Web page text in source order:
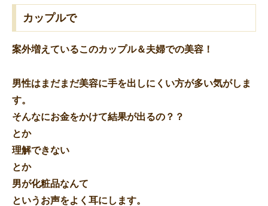
カップルで
案外増えているこのカップル＆夫婦での美容！
男性はまだまだ美容に手を出しにくい方が多い気がしま
す。
そんなにお金をかけて結果が出るの？？
とか
理解できない
とか
男が化粧品なんて
というお声をよく耳にします。